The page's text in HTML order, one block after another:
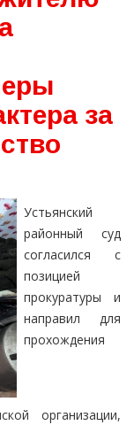
за
Устьянский
районный суд
согласился с
позицией
прокуратуры и
направил для
прохождения
организации,